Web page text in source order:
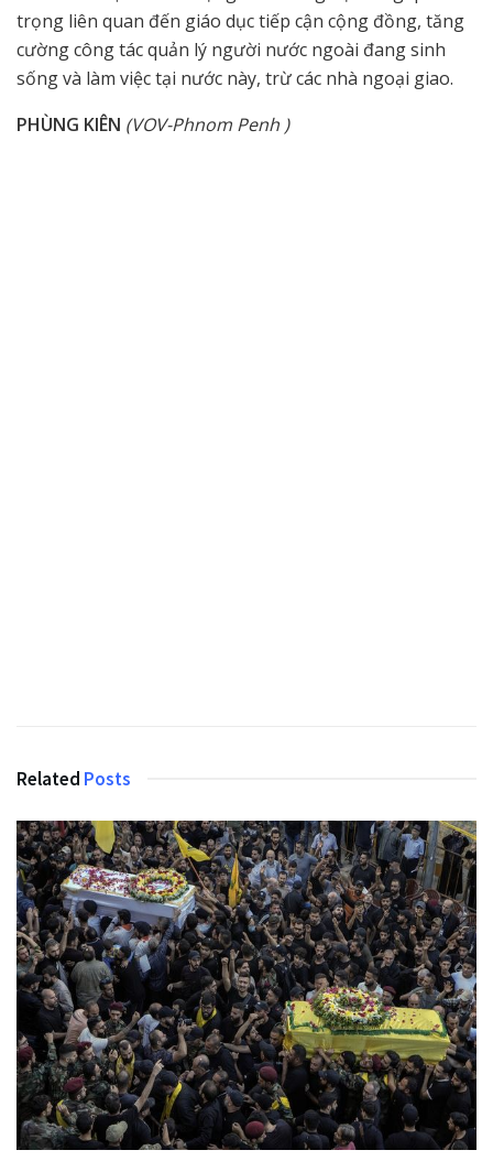
trọng liên quan đến giáo dục tiếp cận cộng đồng, tăng
cường công tác quản lý người nước ngoài đang sinh
sống và làm việc tại nước này, trừ các nhà ngoại giao.
PHÙNG KIÊN (VOV-Phnom Penh )
Related Posts